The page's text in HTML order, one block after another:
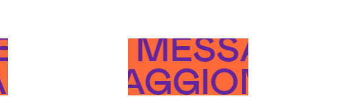
MESSAGGIO
MESSAGGIO
STRATEGIA